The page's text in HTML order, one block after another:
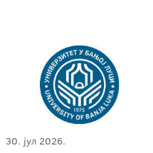
30. јул 2026.